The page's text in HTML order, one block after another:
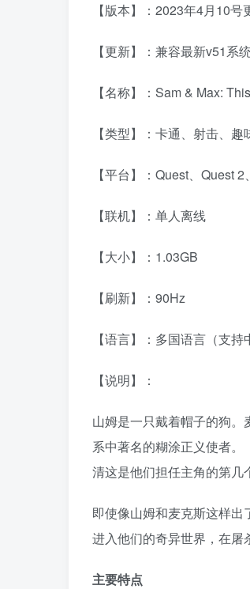
【版本】：2023年4月10
【更新】：兼容最新v51系
【名称】：Sam & Max:
【类型】：卡通、射击、趣
【平台】：Quest、Quest
【联机】：单人离线
【大小】：1.03GB
【刷新】：90Hz
【语言】：多国语言（支持
【说明】：
山姆是一只戴着帽子的狗。
系中著名的糊涂正义使者。
清这是他们担任主角的第几
即使像山姆和麦克斯这样
进入他们的奇异世界，在屠
主要特点